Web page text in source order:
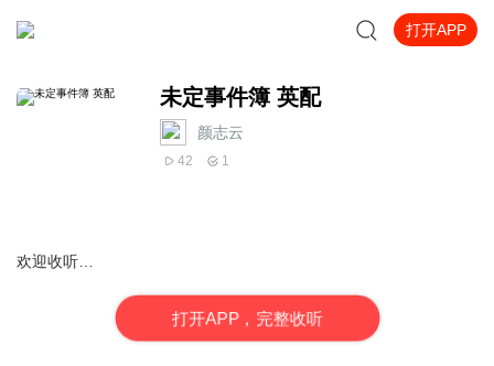
打开APP
未定事件簿 英配
颜志云
42 1
欢迎收听…
打开APP，完整收听